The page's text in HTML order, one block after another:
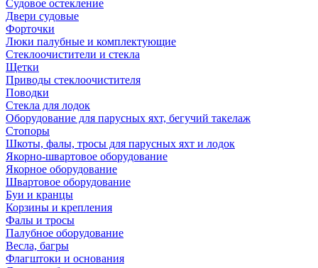
Судовое остекление
Двери судовые
Форточки
Люки палубные и комплектующие
Стеклоочистители и стекла
Щетки
Приводы стеклоочистителя
Поводки
Стекла для лодок
Оборудование для парусных яхт, бегучий такелаж
Стопоры
Шкоты, фалы, тросы для парусных яхт и лодок
Якорно-швартовое оборудование
Якорное оборудование
Швартовое оборудование
Буи и кранцы
Корзины и крепления
Фалы и тросы
Палубное оборудование
Весла, багры
Флагштоки и основания